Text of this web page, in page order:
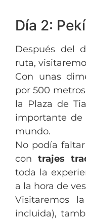
Día 2:
Después del
ruta,
Con unas
por 500
la Plaza de
importante de
mundo.
No podía
con trajes
toda la
a la hora de
Visitaremos
incluida),